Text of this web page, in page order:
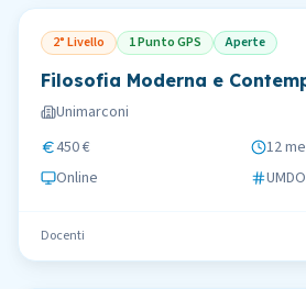
2° Livello 1 Punto GPS Aperte
Filosofia Moderna e
Unimarconi
450 €
12
Online
Docenti